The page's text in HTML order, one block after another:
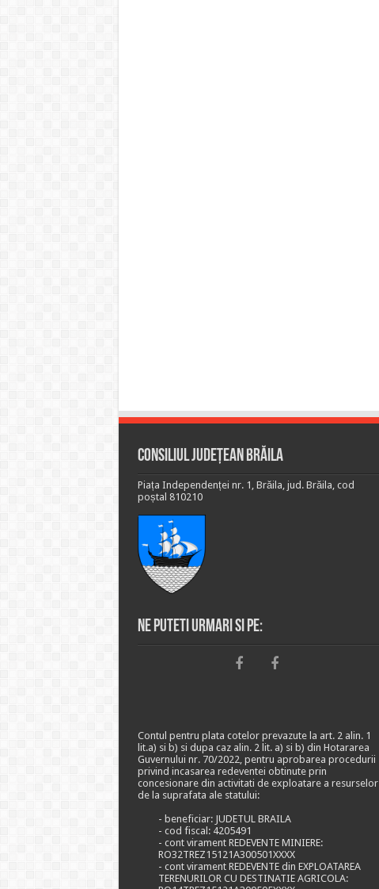
Consiliul Județean Brăila
Piața Independenței nr. 1, Brăila, jud. Brăila, cod
poștal 810210
Ne puteti urmari si pe:
Contul pentru plata cotelor prevazute la art. 2 alin. 1
lit.a) si b) si dupa caz alin. 2 lit. a) si b) din Hotararea
Guvernului nr. 70/2022, pentru aprobarea procedurii
privind incasarea redeventei obtinute prin
concesionare din activitati de exploatare a resurselor
de la suprafata ale statului:
- beneficiar: JUDETUL BRAILA
- cod fiscal: 4205491
- cont virament REDEVENTE MINIERE:
RO32TREZ15121A300501XXXX
- cont virament REDEVENTE din EXPLOATAREA
TERENURILOR CU DESTINATIE AGRICOLA: